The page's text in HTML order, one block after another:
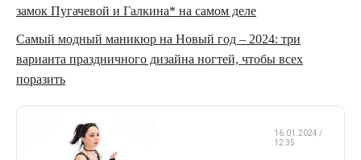
замок Пугачевой и Галкина* на самом деле
Самый модный маникюр на Новый год – 2024: три
варианта праздничного дизайна ногтей, чтобы всех
поразить
16.01.2024 /
12:35